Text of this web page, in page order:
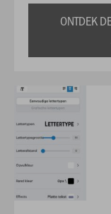
ONTDEK